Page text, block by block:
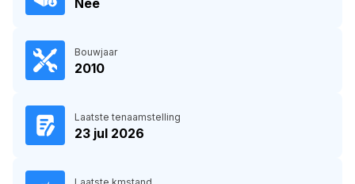
Bouwjaar
2010
Laatste tenaamstelling
23 jul 2026